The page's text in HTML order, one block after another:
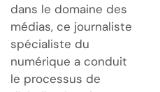
dans le domaine des
médias, ce journaliste
spécialiste du
numérique a conduit
le processus de